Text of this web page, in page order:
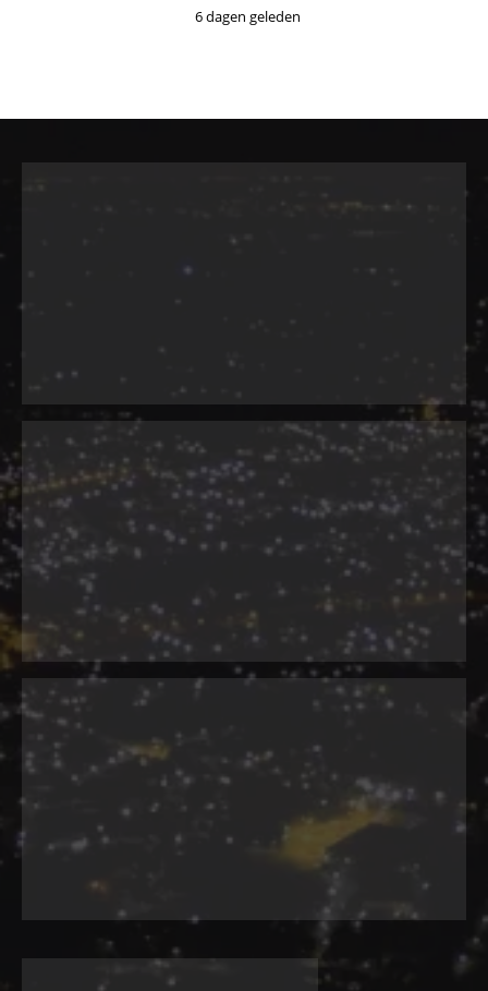
6 dagen geleden